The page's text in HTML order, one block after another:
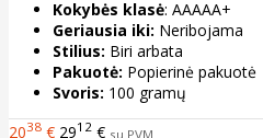
Kokybės klasė: AAAAA+
Geriausia iki: Neribojama
Stilius: Biri arbata
Pakuotė: Popierinė pakuotė
Svoris: 100 gramų
2038 € 2912 € su PVM